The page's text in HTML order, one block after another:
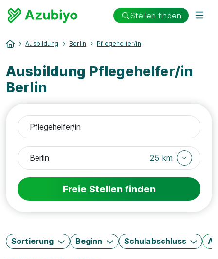
Stellen finden
Ausbildung Berlin Pflegehelfer/in
Ausbildung Pflegehelfer/in
Berlin
25 km
Freie Stellen finden
Sortierung Beginn Schulabschluss